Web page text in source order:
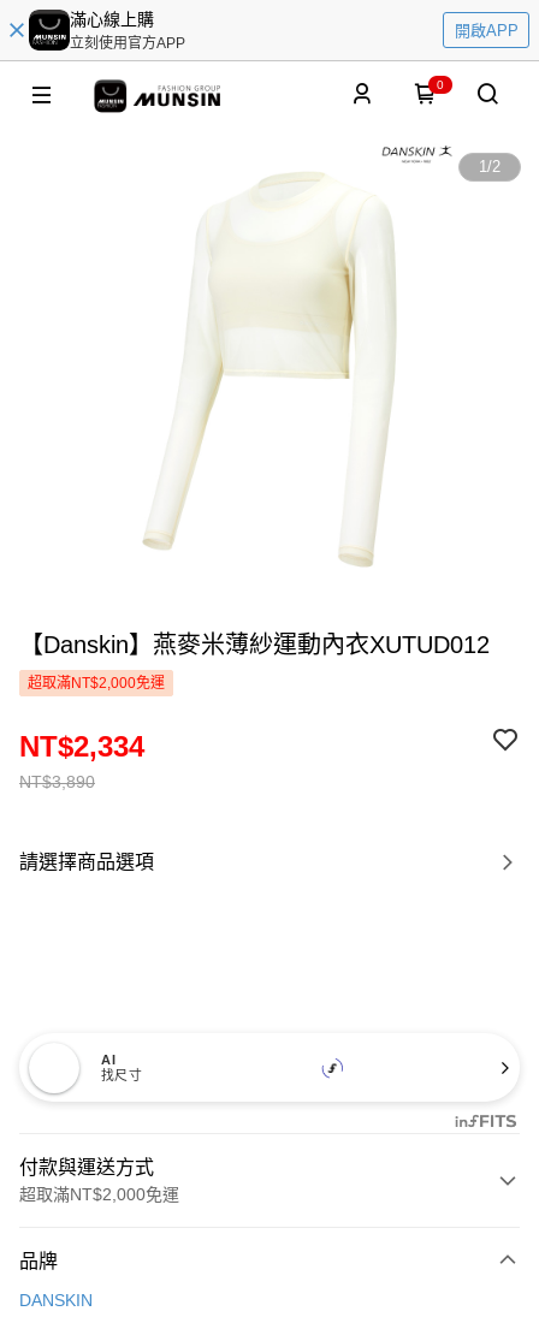
滿心線上購
立刻使用官方APP
開啟APP
0
1/2
【Danskin】燕麥米薄紗運動內衣XUTUD012
超取滿NT$2,000免運
NT$3,890
NT$2,334
請選擇商品選項
AI
找尺寸
付款與運送方式
超取滿NT$2,000免運
信用卡一次付款
品牌
DANSKIN